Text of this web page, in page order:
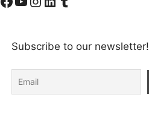
Subscribe to our newsletter!